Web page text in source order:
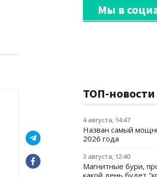
Мы в
ТОП-новости
4 августа, 14:47
Назван самый
2026 года
3 августа, 12:40
Магнитные бури,
какой день будет